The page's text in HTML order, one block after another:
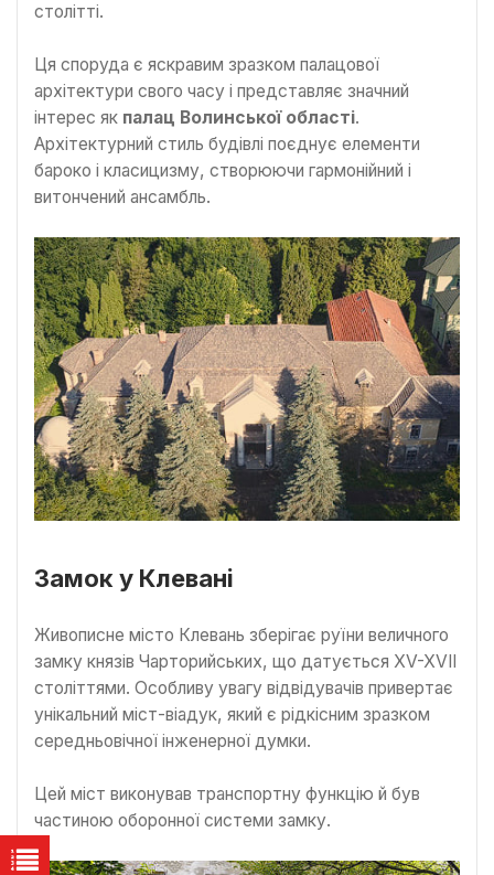
столітті.
Ця споруда є яскравим зразком палацової
архітектури свого часу і представляє значний
інтерес як палац Волинської області.
Архітектурний стиль будівлі поєднує елементи
бароко і класицизму, створюючи гармонійний і
витончений ансамбль.
Замок у Клевані
Живописне місто Клевань зберігає руїни величного
замку князів Чарторийських, що датується XV-XVII
століттями. Особливу увагу відвідувачів привертає
унікальний міст-віадук, який є рідкісним зразком
середньовічної інженерної думки.
Цей міст виконував транспортну функцію й був
частиною оборонної системи замку.